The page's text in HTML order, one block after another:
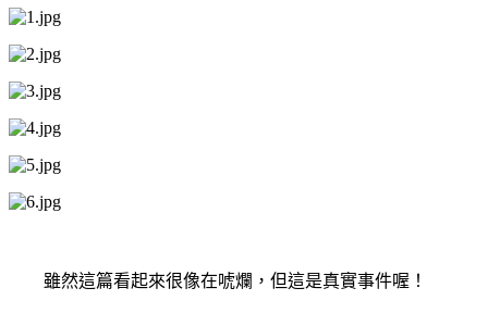
雖然這篇看起來很像在唬爛，但這是真實事件喔！